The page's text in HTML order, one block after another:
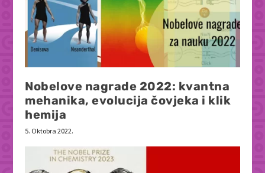
Nobelove nagrade 2022: kvantna
mehanika, evolucija čovjeka i klik
hemija
5. Oktobra 2022.